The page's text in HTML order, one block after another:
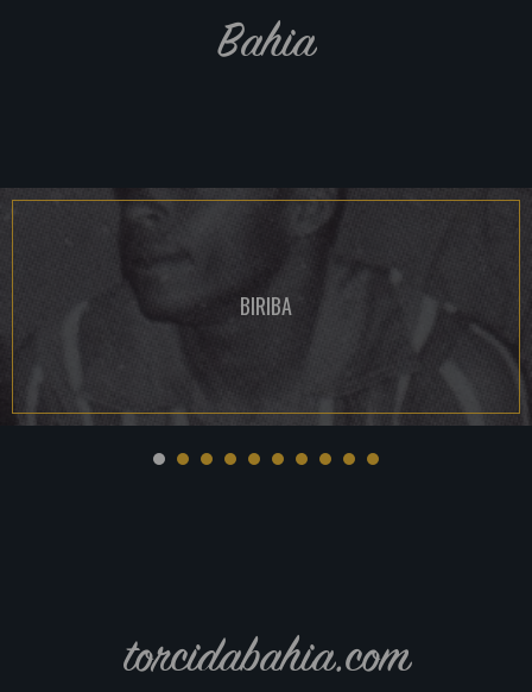
Bahia
BIRIBA
torcidabahia.com